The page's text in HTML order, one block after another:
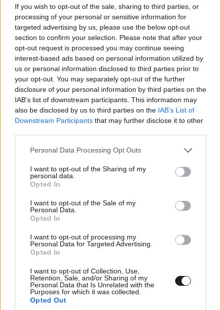
If you wish to opt-out of the sale, sharing to third parties, or
processing of your personal or sensitive information for
targeted advertising by us, please use the below opt-out
section to confirm your selection. Please note that after your
opt-out request is processed you may continue seeing
interest-based ads based on personal information utilized by
us or personal information disclosed to third parties prior to
your opt-out. You may separately opt-out of the further
disclosure of your personal information by third parties on the
IAB’s list of downstream participants. This information may
also be disclosed by us to third parties on the IAB’s List of
Downstream Participants that may further disclose it to other
Please note that this website/app uses one or more Google
not limited to your visit or usage behaviour. You may click to
grant or deny consent to Google and its third-party tags to
use your data for below specified purposes in below Google
consent section.
Personal Data Processing Opt Outs
I want to opt-out of the Sharing of my
personal data.
Opted In
I want to opt-out of the Sale of my
Personal Data.
Opted In
I want to opt-out of processing my
Personal Data for Targeted Advertising.
Opted In
I want to opt-out of Collection, Use,
Retention, Sale, and/or Sharing of my
Personal Data that Is Unrelated with the
Purposes for which it was collected.
Opted Out
tette az élményt. Hasonlóan a VAN-hoz, most is egy
szakítás utóéletét járjuk végig, a jelen mellett viszont
nagy szerepet kap a múlt. Tamás fiatalkorának minden
állomását végigjárjuk, a gondtalan gyermekévektől a
tinédzserkori viszontagságokig. A cselekményvezetés
non-lineáris, folyamatosan ugrálunk az időben a
különböző korszakok között, így a filmnek lényegében
nincs tétje, a ritmusa azonban pazar. Egyeseket talán
zavarhat e tényező, mert ez a fajta elbeszélői eszköz a
történetmesélés rovására megy, de a Rossz versek nem
ettől erős.
Egy állapotot, érzést mutat be olyan stílusosan, hogy